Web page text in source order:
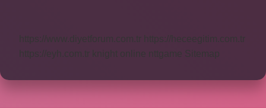
https://www.diyetforum.com.tr
https://heceegitim.com.tr
https://eyh.com.tr knight online nttgame Sitemap